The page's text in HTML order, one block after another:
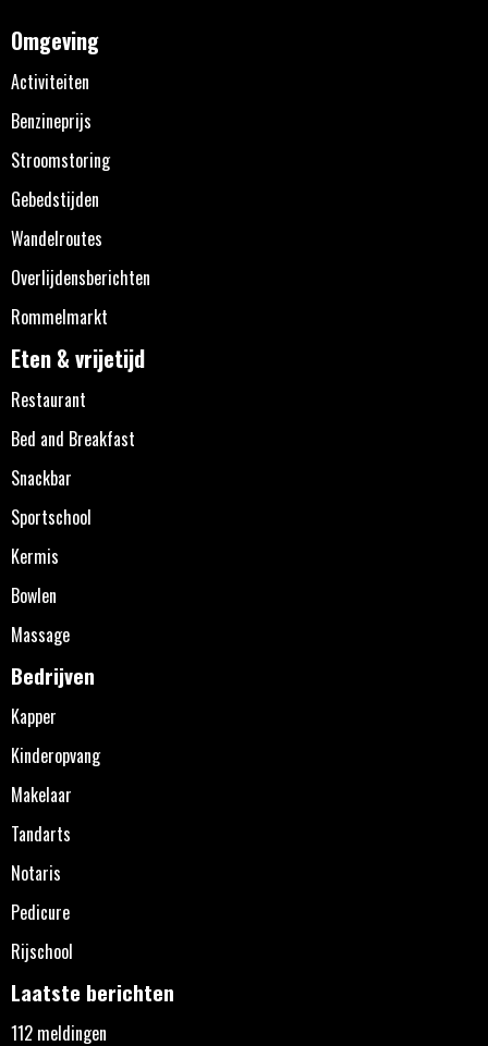
Omgeving
Activiteiten
Benzineprijs
Stroomstoring
Gebedstijden
Wandelroutes
Overlijdensberichten
Rommelmarkt
Eten & vrijetijd
Restaurant
Bed and Breakfast
Snackbar
Sportschool
Kermis
Bowlen
Massage
Bedrijven
Kapper
Kinderopvang
Makelaar
Tandarts
Notaris
Pedicure
Rijschool
Laatste berichten
112 meldingen